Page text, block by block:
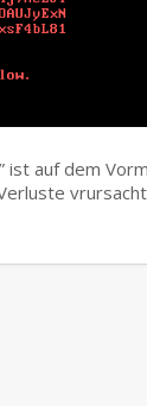
auf dem
vrursacht